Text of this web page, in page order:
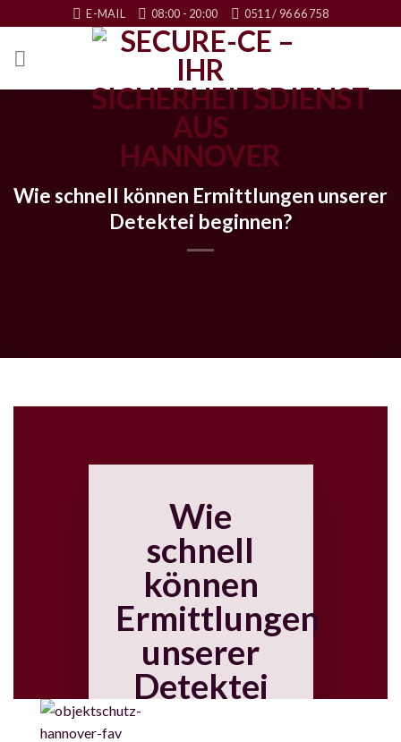
content
E-MAIL 08:00 - 20:00 0511 / 96 66 758
Wie schnell können Ermittlungen unserer
Detektei beginnen?
Wie
schnell
können
Ermittlungen
unserer
Detektei
beginnen?